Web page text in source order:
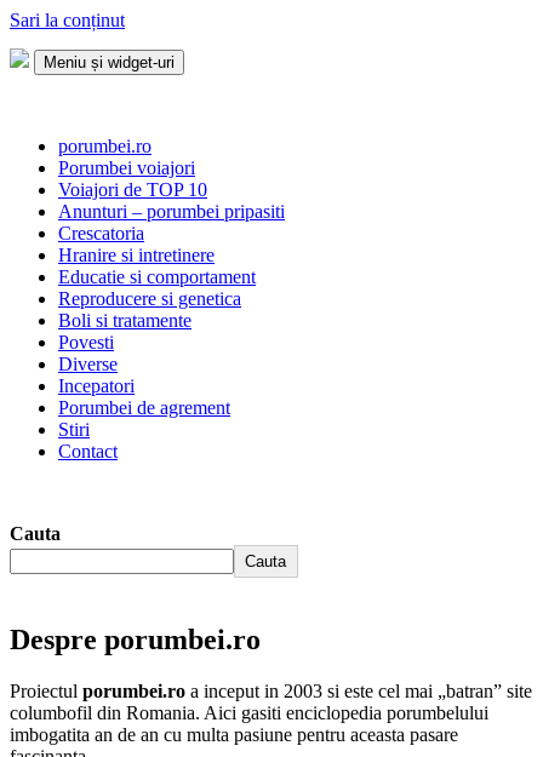
Sari la conținut
Meniu și widget-uri
porumbei.ro
Porumbei voiajori
Voiajori de TOP 10
Anunturi – porumbei pripasiti
Crescatoria
Hranire si intretinere
Educatie si comportament
Reproducere si genetica
Boli si tratamente
Povesti
Diverse
Incepatori
Porumbei de agrement
Stiri
Contact
Cauta
Cauta
Despre porumbei.ro
Proiectul porumbei.ro a inceput in 2003 si este cel mai „batran” site
columbofil din Romania. Aici gasiti enciclopedia porumbelului
imbogatita an de an cu multa pasiune pentru aceasta pasare